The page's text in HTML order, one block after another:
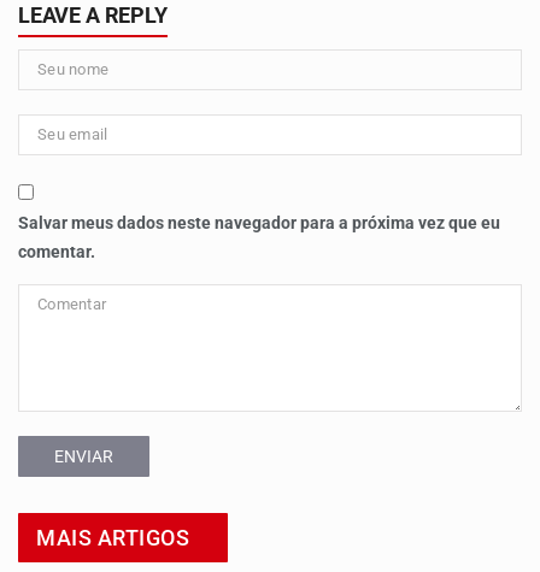
LEAVE A REPLY
Salvar meus dados neste navegador para a próxima vez que eu
comentar.
ENVIAR
MAIS ARTIGOS